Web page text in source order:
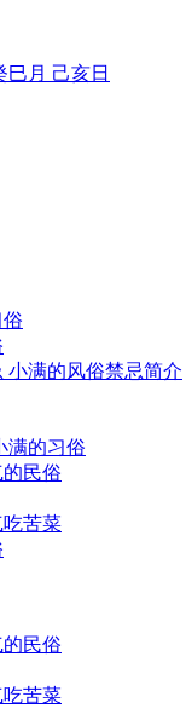
月 己亥日
小满的风俗禁忌简介
满的习俗
民俗
苦菜
民俗
苦菜